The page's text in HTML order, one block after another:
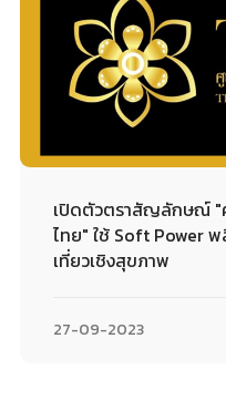
เปิดตัวตราสัญลักษณ์
ไทย" ใช้ Soft Power
เที่ยวเชิงสุขภาพ
27-09-2023